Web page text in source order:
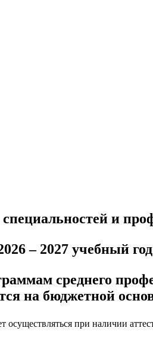
и
– 2027 учебный год
среднего
на бюджетной
при наличии